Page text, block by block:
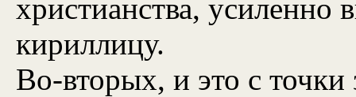
христианства, усиленно
кириллицу.
Во-вторых, и это с